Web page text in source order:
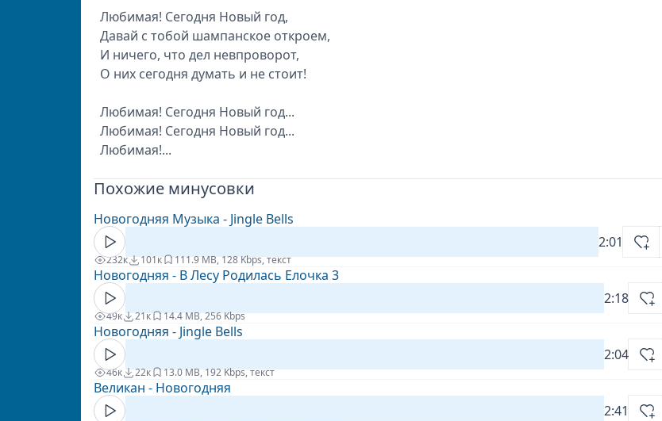
Любимая! Сегодня Новый год,
Давай с тобой шампанское откроем,
И ничего, что дел невпроворот,
О них сегодня думать и не стоит!
Любимая! Сегодня Новый год...
Любимая! Сегодня Новый год...
Любимая!...
Похожие минусовки
Новогодняя Музыка - Jingle Bells
2:01
232к 101к 111.9 MB, 128 Kbps, текст
Новогодняя - В Лесу Родилась Елочка 3
2:18
49к 21к 14.4 MB, 256 Kbps
Новогодняя - Jingle Bells
2:04
46к 22к 13.0 MB, 192 Kbps, текст
Великан - Новогодняя
2:41